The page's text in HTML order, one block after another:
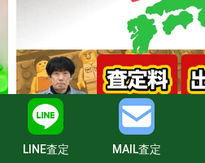
LINE査定 MAIL査定